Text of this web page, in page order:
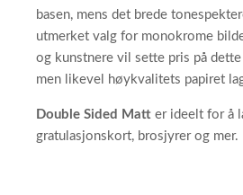
basen, mens det brede
utmerket valg for monokrome
og kunstnere vil sette pris på
men likevel høykvalitets papiret
Double Sided Matt er ideelt for å
gratulasjonskort, brosjyrer og mer.